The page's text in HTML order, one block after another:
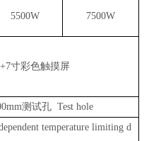
5500W 7500W
寸彩色触摸屏
测试孔 Test hole
temperature limiting d